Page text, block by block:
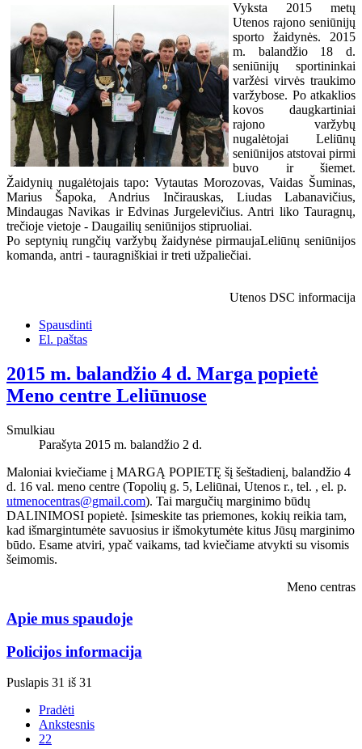
Vyksta 2015 metų
Utenos rajono seniūnijų
sporto žaidynės. 2015
m. balandžio 18 d.
seniūnijų sportininkai
varžėsi virvės traukimo
varžybose. Po atkaklios
kovos daugkartiniai
rajono varžybų
nugalėtojai Leliūnų
seniūnijos atstovai pirmi
buvo ir šiemet.
Žaidynių nugalėtojais tapo: Vytautas Morozovas, Vaidas Šuminas,
Marius Šapoka, Andrius Inčirauskas, Liudas Labanavičius,
Mindaugas Navikas ir Edvinas Jurgelevičius. Antri liko Tauragnų,
trečioje vietoje - Daugailių seniūnijos stipruoliai.
Po septynių rungčių varžybų žaidynėse pirmaujaLeliūnų seniūnijos
komanda, antri - tauragniškiai ir treti užpaliečiai.
Utenos DSC informacija
Spausdinti
El. paštas
2015 m. balandžio 4 d. Marga popietė
Meno centre Leliūnuose
Smulkiau
Parašyta 2015 m. balandžio 2 d.
Maloniai kviečiame į MARGĄ POPIETĘ šį šeštadienį, balandžio 4
d. 16 val. meno centre (Topolių g. 5, Leliūnai, Utenos r., tel. , el. p.
utmenocentras@gmail.com). Tai margučių marginimo būdų
DALINIMOSI popietė. Įsimeskite tas priemones, kokių reikia tam,
kad išmargintumėte savuosius ir išmokytumėte kitus Jūsų marginimo
būdo. Esame atviri, ypač vaikams, tad kviečiame atvykti su visomis
šeimomis.
Meno centras
Apie mus spaudoje
Policijos informacija
Puslapis 31 iš 31
Pradėti
Ankstesnis
22